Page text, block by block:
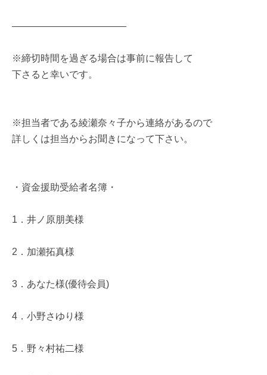
――――――――――――
※締切時間を過ぎる場合は事前に報告して
下さると幸いです。
※担当者である綾瀬奈々子から連絡があるので
詳しくは担当からお聞きになって下さい。
・資金援助受給者名簿・
1．井ノ原朋美様
2．加瀬拓真様
3．あなた様(優待会員)
4．小野さゆり様
5．野々村祐二様